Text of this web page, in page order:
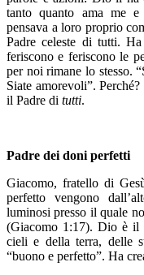
tanto quanto ama me
pensava a loro proprio
Padre celeste di tutti.
feriscono e feriscono le
per noi rimane lo stesso.
Siate amorevoli”.
il Padre di tutti.
Padre dei doni perfetti
Giacomo, fratello di
perfetto vengono
luminosi presso il quale
(Giacomo 1:17). Dio è il
cieli e della terra, delle
“buono e perfetto”. Ha